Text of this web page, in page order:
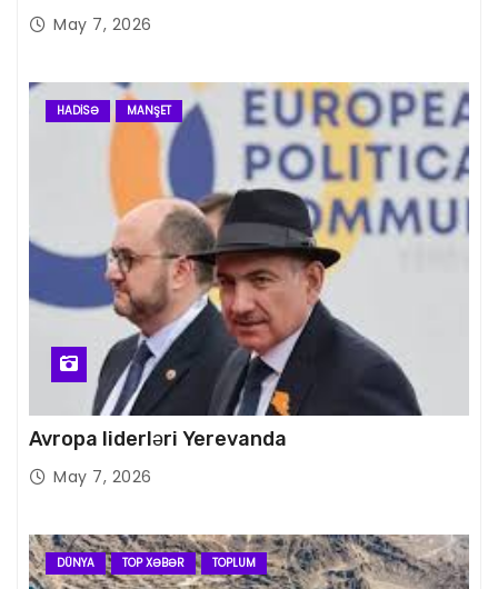
May 7, 2026
HADISƏ MANŞET
Avropa liderləri Yerevanda
May 7, 2026
DÜNYA TOP XƏBƏR TOPLUM